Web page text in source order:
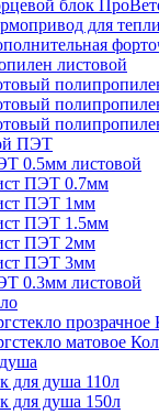
блок
для
листовой
ПЭТ
0.5мм листовой
ПЭТ 0.7мм
ПЭТ 1мм
ПЭТ 1.5мм
ПЭТ 2мм
ПЭТ 3мм
0.3мм листовой
прозрачное
матовое
для душа 110л
для душа 150л